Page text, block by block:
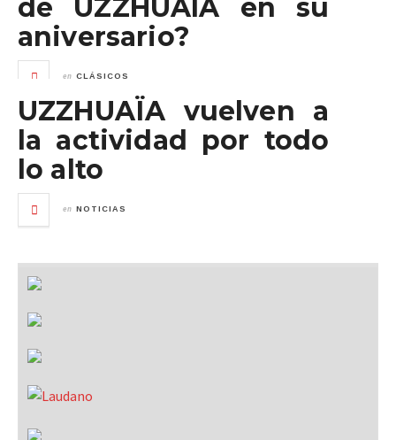
de UZZHUAIA en su
aniversario?
en CLÁSICOS
UZZHUAÏA vuelven a
la actividad por todo
lo alto
en NOTICIAS